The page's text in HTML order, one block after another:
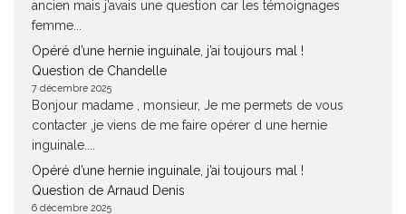
ancien mais j’avais une question car les témoignages
femme...
Opéré d’une hernie inguinale, j’ai toujours mal !
Question de Chandelle
7 décembre 2025
Bonjour madame , monsieur, Je me permets de vous
contacter ,je viens de me faire opérer d une hernie
inguinale....
Opéré d’une hernie inguinale, j’ai toujours mal !
Question de Arnaud Denis
6 décembre 2025